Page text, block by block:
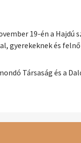
19-én a Hajdú
és
Társaság és a